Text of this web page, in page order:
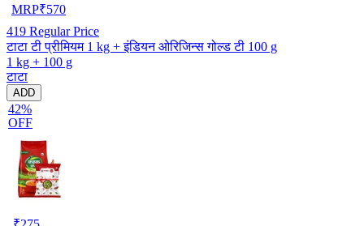
MRP₹570
419 Regular Price
टाटा टी प्रीमियम 1 kg + इंडियन ओरिजिन्स गोल्ड टी 100 g
1 kg + 100 g
टाटा
ADD
42%
OFF